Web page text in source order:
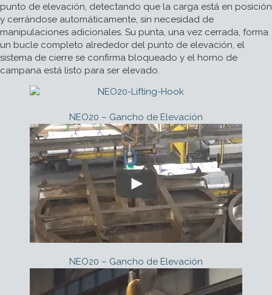
punto de elevación, detectando que la carga está en posición
y cerrándose automáticamente, sin necesidad de
manipulaciones adicionales. Su punta, una vez cerrada, forma
un bucle completo alrededor del punto de elevación, el
sistema de cierre se confirma bloqueado y el horno de
campana está listo para ser elevado.
NEO20 – Gancho de Elevación
NEO20 – Gancho de Elevación